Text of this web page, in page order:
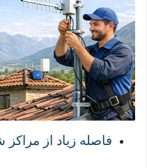
فاصله زیاد از